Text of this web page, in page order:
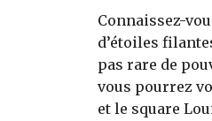
Connaissez-
d’étoiles
pas rare de
vous pourrez
et le square